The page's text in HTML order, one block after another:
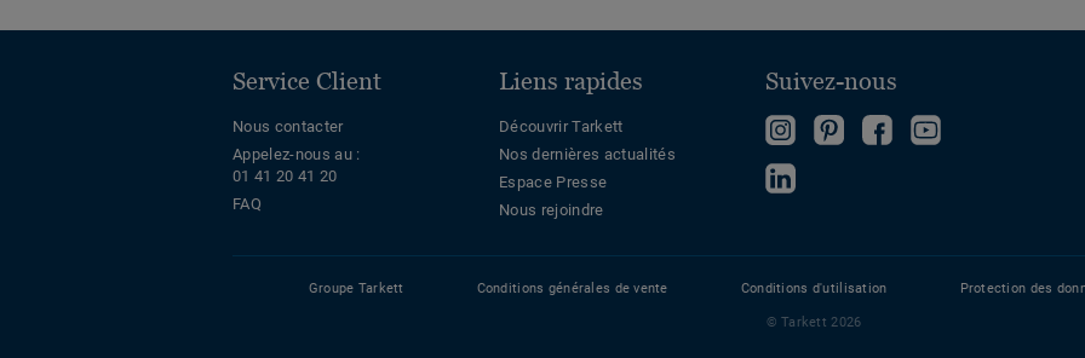
Service Client
Nous contacter
Appelez-nous au :
01 41 20 41 20
FAQ
Liens rapides
Découvrir Tarkett
Nos dernières actualités
Espace Presse
Nous rejoindre
Suivez-nous
Follow
on
FollowDevenezRegardez
Follow
Groupe Tarkett Conditions générales de vente Conditions d'utilisation Protection des
© Tarkett 2026